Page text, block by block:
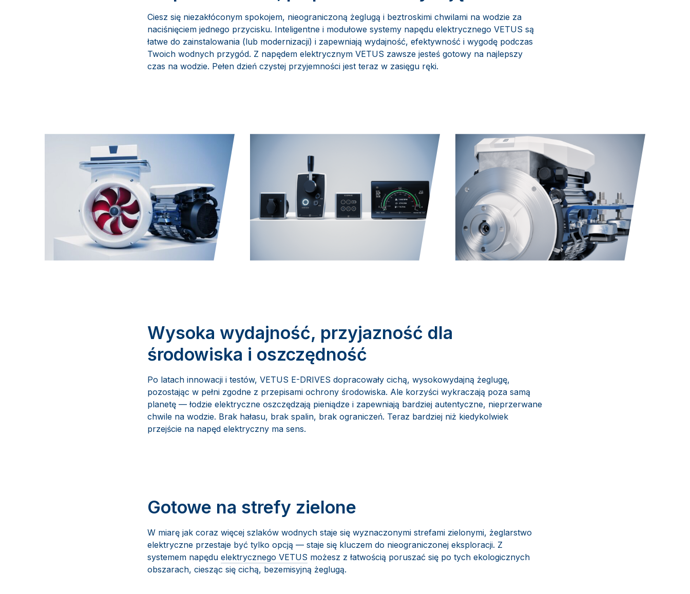
Ciesz się niezakłóconym spokojem, nieograniczoną żeglugą i beztroskimi chwilami na wodzie za
naciśnięciem jednego przycisku. Inteligentne i modułowe systemy napędu elektrycznego VETUS są
łatwe do zainstalowania (lub modernizacji) i zapewniają wydajność, efektywność i wygodę podczas
Twoich wodnych przygód. Z napędem elektrycznym VETUS zawsze jesteś gotowy na najlepszy
czas na wodzie. Pełen dzień czystej przyjemności jest teraz w zasięgu ręki.
Wysoka wydajność, przyjazność dla
środowiska i oszczędność
Po latach innowacji i testów, VETUS E-DRIVES dopracowały cichą, wysokowydajną żeglugę,
pozostając w pełni zgodne z przepisami ochrony środowiska. Ale korzyści wykraczają poza samą
planetę — łodzie elektryczne oszczędzają pieniądze i zapewniają bardziej autentyczne, nieprzerwane
chwile na wodzie. Brak hałasu, brak spalin, brak ograniczeń. Teraz bardziej niż kiedykolwiek
przejście na napęd elektryczny ma sens.
Gotowe na strefy zielone
W miarę jak coraz więcej szlaków wodnych staje się wyznaczonymi strefami zielonymi, żeglarstwo
elektryczne przestaje być tylko opcją — staje się kluczem do nieograniczonej eksploracji. Z
systemem napędu elektrycznego VETUS możesz z łatwością poruszać się po tych ekologicznych
obszarach, ciesząc się cichą, bezemisyjną żeglugą.